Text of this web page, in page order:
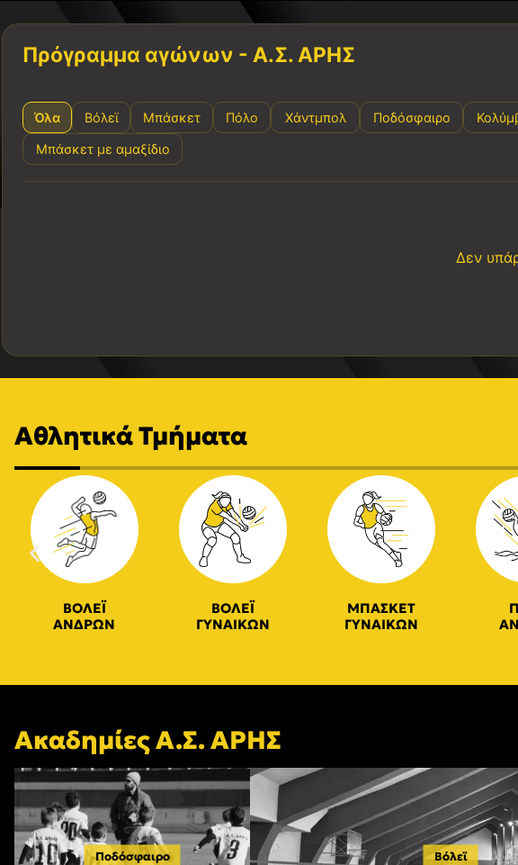
Πρόγραμμα αγώνων - Α.Σ. ΑΡΗΣ
Όλα Βόλεϊ Μπάσκετ Πόλο Χάντμπολ Ποδόσφαιρο
Μπάσκετ με αμαξίδιο
Δεν
Αθλητικά Τμήματα
ΒΟΛΕΪ
ΑΝΔΡΩΝ
ΒΟΛΕΪ
ΓΥΝΑΙΚΩΝ
ΜΠΑΣΚΕΤ
ΓΥΝΑΙΚΩΝ
Ακαδημίες Α.Σ. ΑΡΗΣ
Ποδόσφαιρο Βόλεϊ